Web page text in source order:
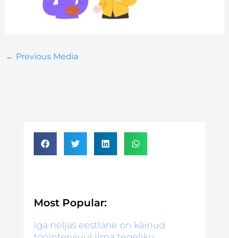
← Previous Media
Most Popular:
Iga neljas eestlane on käinud